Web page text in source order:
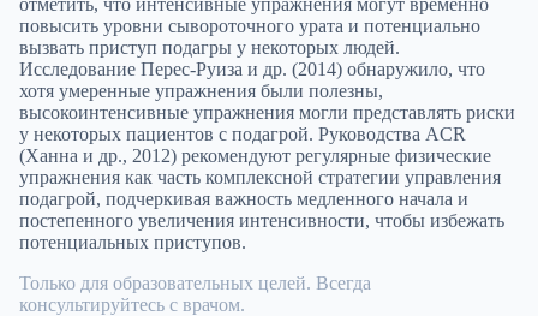
повысить уровни сывороточного урата и потенциально
вызвать приступ подагры у некоторых людей.
Исследование Перес-Руиза и др. (2014) обнаружило, что
хотя умеренные упражнения были полезны,
высокоинтенсивные упражнения могли представлять риски
у некоторых пациентов с подагрой. Руководства ACR
(Ханна и др., 2012) рекомендуют регулярные физические
упражнения как часть комплексной стратегии управления
подагрой, подчеркивая важность медленного начала и
постепенного увеличения интенсивности, чтобы избежать
потенциальных приступов.
Только для образовательных целей. Всегда
консультируйтесь с врачом.